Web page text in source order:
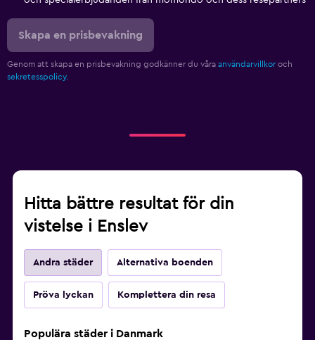
Skapa en prisbevakning
Genom att skapa en prisbevakning godkänner du våra användarvillkor och
sekretesspolicy.
Hitta bättre resultat för din
vistelse i Enslev
Andra städer Alternativa boenden
Pröva lyckan Komplettera din resa
Populära städer i Danmark